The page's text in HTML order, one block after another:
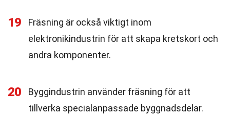
19
Fräsning är också viktigt inom
elektronikindustrin för att skapa kretskort och
andra komponenter.
20
Byggindustrin använder fräsning för att
tillverka specialanpassade byggnadsdelar.